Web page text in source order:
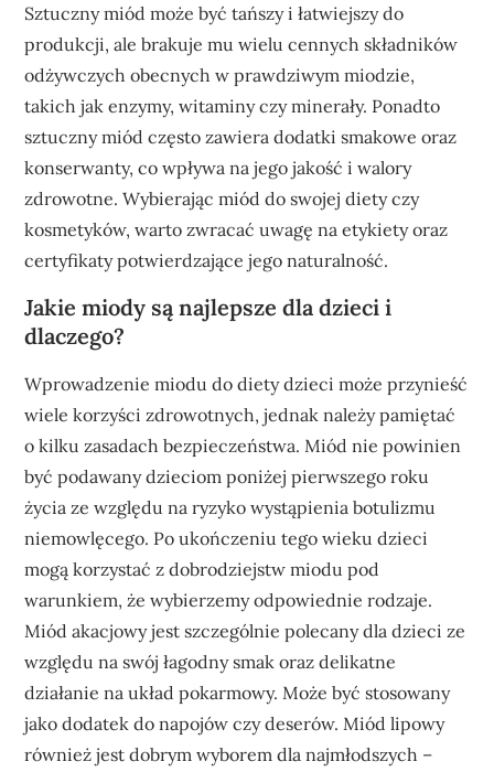
Sztuczny miód może być tańszy i łatwiejszy do
produkcji, ale brakuje mu wielu cennych składników
odżywczych obecnych w prawdziwym miodzie,
takich jak enzymy, witaminy czy minerały. Ponadto
sztuczny miód często zawiera dodatki smakowe oraz
konserwanty, co wpływa na jego jakość i walory
zdrowotne. Wybierając miód do swojej diety czy
kosmetyków, warto zwracać uwagę na etykiety oraz
certyfikaty potwierdzające jego naturalność.
Jakie miody są najlepsze dla dzieci i
dlaczego?
Wprowadzenie miodu do diety dzieci może przynieść
wiele korzyści zdrowotnych, jednak należy pamiętać
o kilku zasadach bezpieczeństwa. Miód nie powinien
być podawany dzieciom poniżej pierwszego roku
życia ze względu na ryzyko wystąpienia botulizmu
niemowlęcego. Po ukończeniu tego wieku dzieci
mogą korzystać z dobrodziejstw miodu pod
warunkiem, że wybierzemy odpowiednie rodzaje.
Miód akacjowy jest szczególnie polecany dla dzieci ze
względu na swój łagodny smak oraz delikatne
działanie na układ pokarmowy. Może być stosowany
jako dodatek do napojów czy deserów. Miód lipowy
również jest dobrym wyborem dla najmłodszych –